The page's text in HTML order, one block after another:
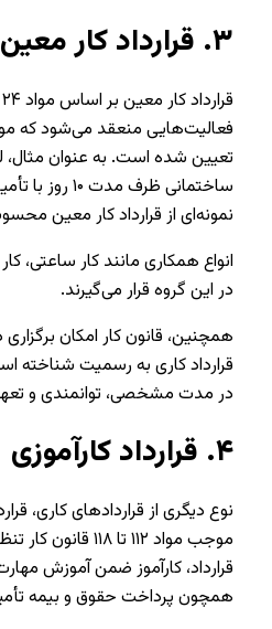
۳. قرارداد کار معین
فعالیت‌هایی منعقد می‌شود که
تعیین شده است. به عنوان
ساختمانی ظرف
نمونه‌ای از قرارداد کار معین
انواع همکاری مانند کار ساعتی،
در این گروه قرار می‌گیرند.
همچنین، قانون کار امکان
قرارداد کاری به رسمیت شناخته
در مدت مشخصی، توانمندی و تعهد
۴. قرارداد کارآموزی
نوع دیگری از قراردادهای کاری،
موجب مواد ۱۱۲ تا
قرارداد، کارآموز ضمن آموزش
همچون پرداخت حقوق و بیمه